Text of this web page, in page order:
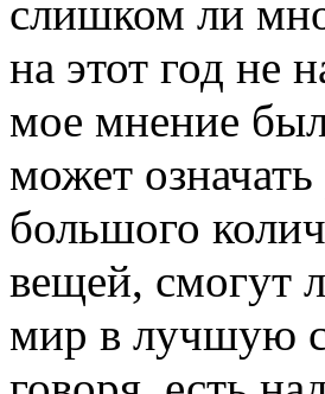
слишком ли
на этот год не
мое мнение
может
большого
вещей, смогут
мир в лучшую